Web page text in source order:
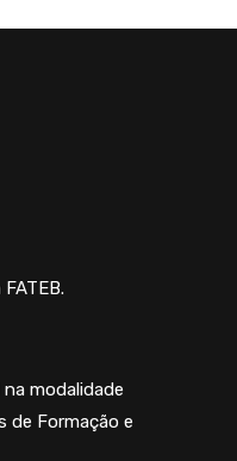
modalidade
de Formação e